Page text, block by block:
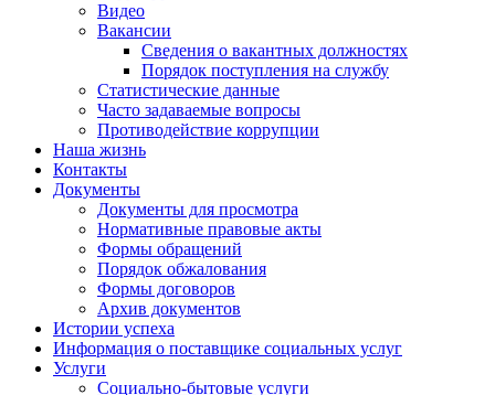
Видео
Вакансии
Сведения о вакантных должностях
Порядок поступления на службу
Статистические данные
Часто задаваемые вопросы
Противодействие коррупции
Наша жизнь
Контакты
Документы
Документы для просмотра
Нормативные правовые акты
Формы обращений
Порядок обжалования
Формы договоров
Архив документов
Истории успеха
Информация о поставщике социальных услуг
Услуги
Социально-бытовые услуги